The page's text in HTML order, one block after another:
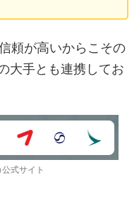
頼が高いからこその
大手とも連携してお
式サイト